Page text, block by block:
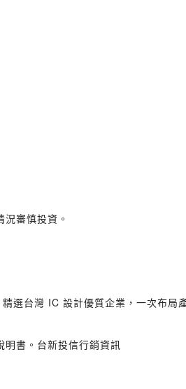
審慎投資。
選台灣 IC 設計優質企業，一次布局
明書。台新投信行銷資訊